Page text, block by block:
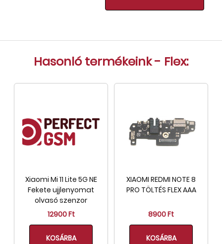
Hasonló termékeink - Flex:
Xiaomi Mi 11 Lite 5G NE
Fekete ujjlenyomat
olvasó szenzor
12900 Ft
KOSÁRBA
XIAOMI REDMI NOTE 8
PRO TÖLTÉS FLEX AAA
8900 Ft
KOSÁRBA